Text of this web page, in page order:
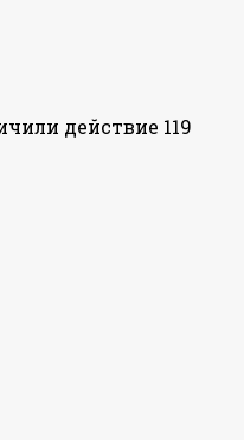
действие 119